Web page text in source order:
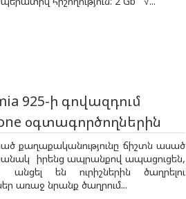
925-ի գովազդում
օգտագործողներին
քաղաքականությունը ճիշտն ասած
իրենց ապրանքով ապացուցեն,
են ուրիշներին ծաղրելու
առաջ նրանք ծաղրում...